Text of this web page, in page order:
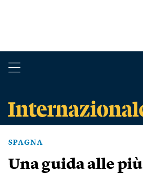
SPAGNA
Una guida alle più